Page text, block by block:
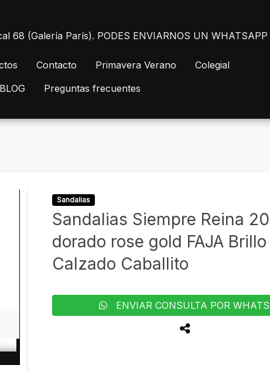
68 (Galería París). PODES ENVIARNOS UN
Contacto Primavera Verano
Colegial
BLOG Preguntas frecuentes
Sandalias
Sandalias Siempre Reina
dorado rose gold FAJA
Calzado Caballito
ENVIAR CONSULTA POR